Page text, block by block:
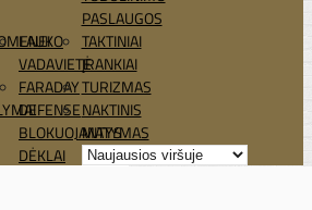
PASLAUGOS
LAUKO
VADAVIETĖ
TAKTINIAI
ĮRANKIAI
FARADAY
DEFENSE
BLOKUOJANTYS
DĖKLAI
TURIZMAS
NAKTINIS
MATYMAS